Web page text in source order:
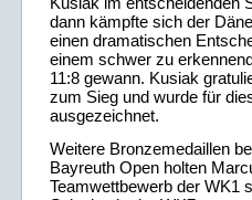
dann kämpfte sich der
einen dramatischen
einem schwer zu
11:8 gewann. Kusiak
zum Sieg und wurde für
ausgezeichnet.
Weitere Bronzemedaillen
Bayreuth Open holten
Teamwettbewerb der WK1